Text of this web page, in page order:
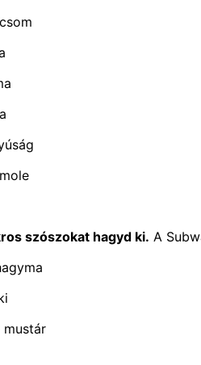
szószokat hagyd ki. A
mustár